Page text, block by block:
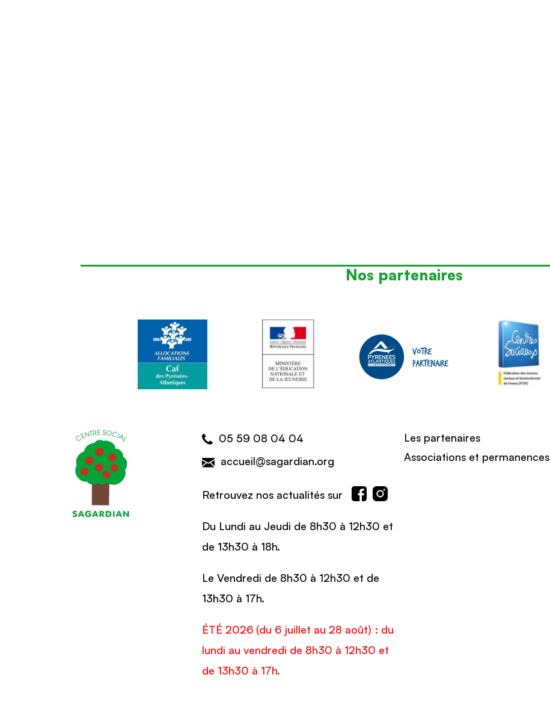
Nos partenaires
05 59 08 04 04
accueil@sagardian.org
Retrouvez nos actualités sur
Du Lundi au Jeudi de 8h30 à 12h30 et
de 13h30 à 18h.
Le Vendredi de 8h30 à 12h30 et de
13h30 à 17h.
ÉTÉ 2026 (du 6 juillet au 28 août) : du
lundi au vendredi de 8h30 à 12h30 et
de 13h30 à 17h.
Les partenaires
Associations et permanences